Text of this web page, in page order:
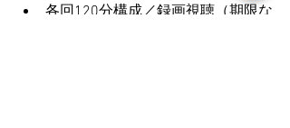
各回120分構成／録画視聴（期限な